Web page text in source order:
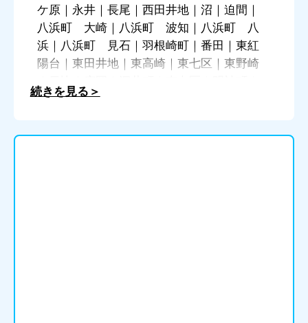
ケ原｜永井｜長尾｜西田井地｜沼｜迫間｜
八浜町 大崎｜八浜町 波知｜八浜町 八
浜｜八浜町 見石｜羽根崎町｜番田｜東紅
陽台｜東田井地｜東高崎｜東七区｜東野崎
向日比｜胸上｜木目｜用吉｜山田｜和田
続きを見る＞